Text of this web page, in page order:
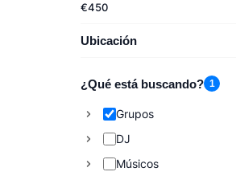
€450
Ubicación
¿Qué está buscando? 1
Grupos
DJ
Músicos